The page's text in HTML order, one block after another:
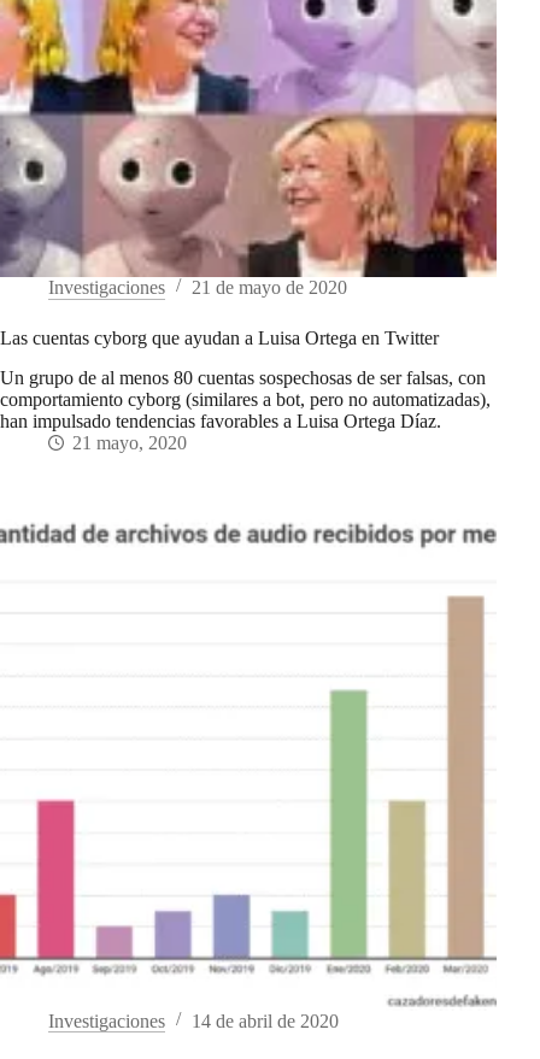
Investigaciones 21 de mayo de 2020
Las cuentas cyborg que ayudan a Luisa Ortega en Twitter
Un grupo de al menos 80 cuentas sospechosas de ser falsas, con
comportamiento cyborg (similares a bot, pero no automatizadas),
han impulsado tendencias favorables a Luisa Ortega Díaz.
21 mayo, 2020
Investigaciones 14 de abril de 2020